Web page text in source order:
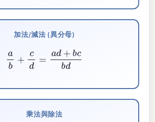
加法/減法 (異分母)
a d d+b c bd
乘法與除法